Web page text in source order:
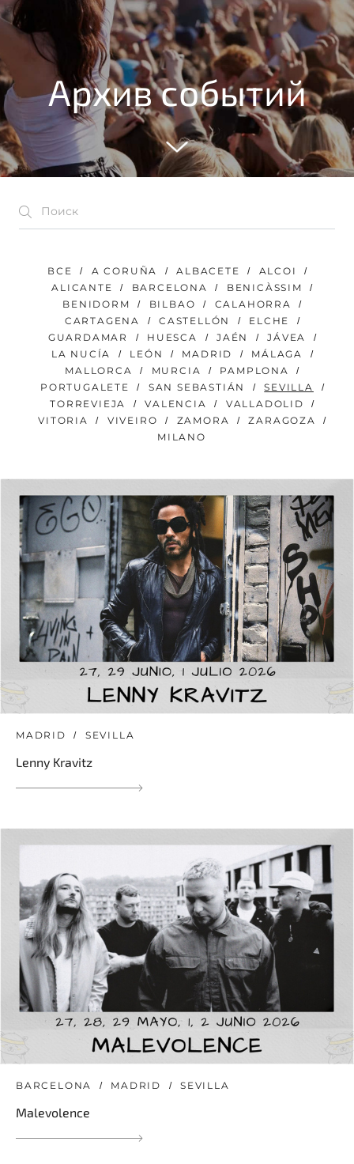
Архив событий
ВСЕ A CORUÑA ALBACETE
ALCOI
ALICANTE
BARCELONA
BENICÀSSIM
BENIDORM
BILBAO
CALAHORRA
CARTAGENA
CASTELLÓN
ELCHE
GUARDAMAR
HUESCA JAÉN
JÁVEA
LA NUCÍA
LEÓN MADRID
MÁLAGA
MALLORCA
MURCIA
PAMPLONA
PORTUGALETE
SAN SEBASTIÁN
SEVILLA
TORREVIEJA
VALENCIA
VALLADOLID
VITORIA
VIVEIRO ZAMORA
ZARAGOZA
MILANO
MADRID SEVILLA
Lenny Kravitz
BARCELONA MADRID SEVILLA
Malevolence